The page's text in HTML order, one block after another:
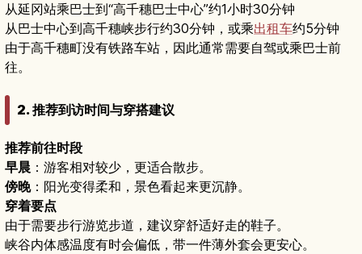
从延冈站乘巴士到“高千穗巴士中心”约1小时30分钟
从巴士中心到高千穗峡步行约30分钟，或乘出租车约5分钟
由于高千穗町没有铁路车站，因此通常需要自驾或乘巴士前
往。
2. 推荐到访时间与穿搭建议
推荐前往时段
早晨 ：游客相对较少，更适合散步。
傍晚：阳光变得柔和，景色看起来更沉静。
穿着要点
由于需要步行游览步道，建议穿舒适好走的鞋子。
峡谷内体感温度有时会偏低，带一件薄外套会更安心。